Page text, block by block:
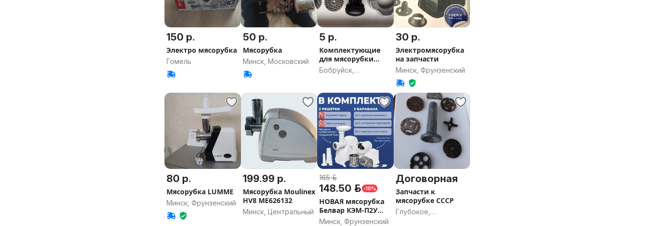
150 р.
Электро мясорубка
Гомель
50 р.
Мясорубка
Минск, Московский
5 р.
Комплектующие
для мясорубки
Moulinex Redmond
СССР
Бобруйск,
30 р.
Электромясорубка
на запчасти
Минск, Фрунзенский
80 р.
Мясорубка LUMME
Минск, Фрунзенский
199.99 р.
Мясорубка Moulinex
HV8 ME626132
Минск, Центральный
165 р.
148.50 р. -10%
НОВАЯ мясорубка
Белвар КЭМ-П2У
302-09 max компл.
Минск, Фрунзенский
Договорная
Запчасти к
мясорубке СССР
Глубокое,